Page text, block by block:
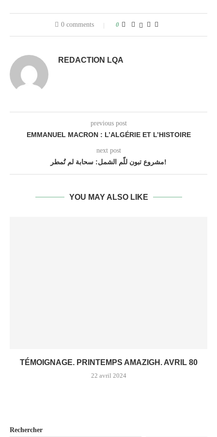
0 comments 0
REDACTION LQA
previous post
EMMANUEL MACRON : L’ALGÉRIE ET L’HISTOIRE
next post
مشروع تبون للّم الشمل: سحابة لم تُمطر!
YOU MAY ALSO LIKE
TÉMOIGNAGE. PRINTEMPS AMAZIGH. AVRIL 80
22 avril 2024
Rechercher